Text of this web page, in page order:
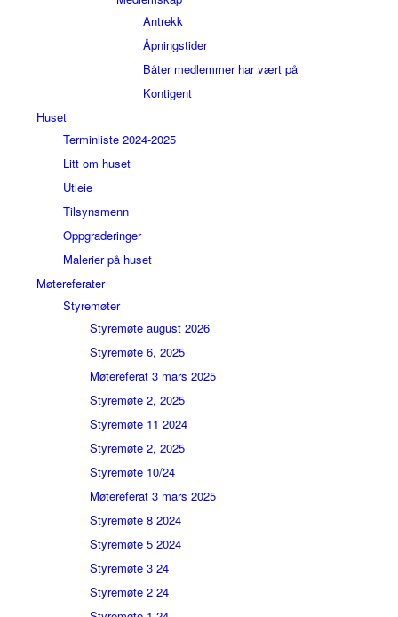
Antrekk
Åpningstider
Båter medlemmer har vært på
Kontigent
Huset
Terminliste 2024-2025
Litt om huset
Utleie
Tilsynsmenn
Oppgraderinger
Malerier på huset
Møtereferater
Styremøter
Styremøte august 2026
Styremøte 6, 2025
Møtereferat 3 mars 2025
Styremøte 2, 2025
Styremøte 11 2024
Styremøte 2, 2025
Styremøte 10/24
Møtereferat 3 mars 2025
Styremøte 8 2024
Styremøte 5 2024
Styremøte 3 24
Styremøte 2 24